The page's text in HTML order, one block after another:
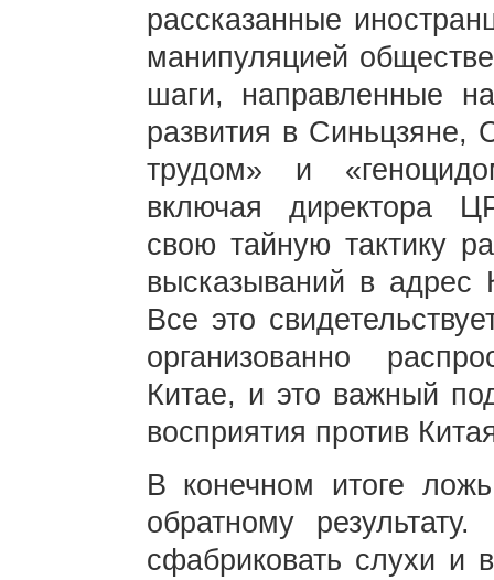
рассказанные
манипуляцией
шаги, направленные
развития в
трудом» и
включая директора
свою тайную тактику
высказываний в
Все это
организованно
Китае, и это важный
восприятия против
В конечном итоге
обратному
сфабриковать слухи и